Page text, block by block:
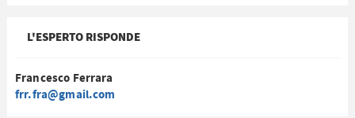
L'ESPERTO RISPONDE
Francesco Ferrara
frr.fra@gmail.com